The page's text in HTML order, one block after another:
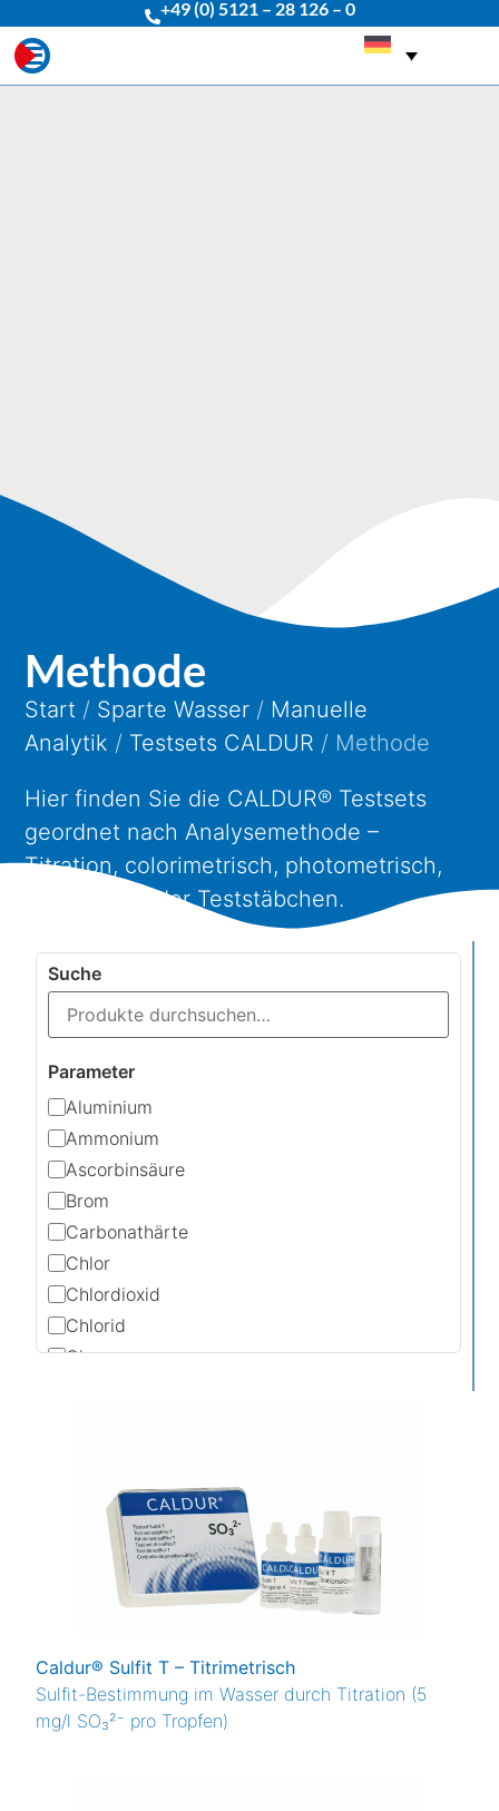
+49 (0) 5121 – 28 126 – 0
Methode
Start / Sparte Wasser / Manuelle
Analytik / Testsets CALDUR / Methode
Hier finden Sie die CALDUR® Testsets
geordnet nach Analysemethode –
Titration, colorimetrisch, photometrisch,
Grenzwert oder Teststäbchen.
Suche
Parameter
Aluminium
Ammonium
Ascorbinsäure
Brom
Carbonathärte
Chlor
Chlordioxid
Chlorid
Chrom
Mangan
MEKO
Molybdaen
Peroxid
pH
pH-Wert
Caldur® Sulfit T – Titrimetrisch
Sulfit-Bestimmung im Wasser durch Titration (5
mg/l SO₃²⁻ pro Tropfen)